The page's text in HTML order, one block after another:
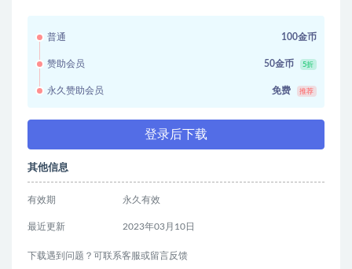
普通 100金币
赞助会员 50金币 5折
永久赞助会员 免费 推荐
登录后下载
其他信息
有效期 永久有效
最近更新 2023年03月10日
下载遇到问题？可联系客服或留言反馈